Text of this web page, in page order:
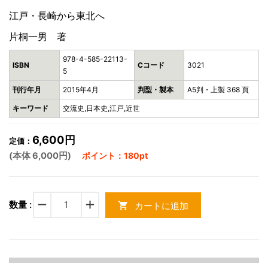
江戸・長崎から東北へ
片桐一男 著
ISBN
978-4-585-22113-
5
Cコード 3021
刊行年月 2015年4月 判型・製本 A5判・上製 368 頁
キーワード 交流史,日本史,江戸,近世
定価： 6,600円
(本体 6,000円) ポイント：180pt
数量 : remove add shopping_cart カートに追加